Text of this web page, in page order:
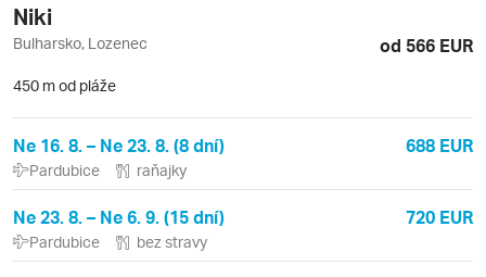
Niki
Bulharsko, Lozenec od 566 EUR
450 m od pláže
Ne 16. 8. – Ne 23. 8. (8 dní) 688 EUR
Pardubice raňajky
Ne 23. 8. – Ne 6. 9. (15 dní) 720 EUR
Pardubice bez stravy